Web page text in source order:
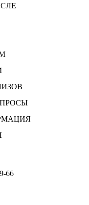
66